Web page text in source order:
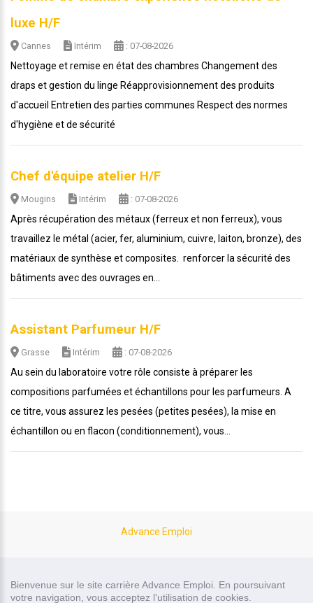
Bienvenue sur le site carrière Advance Emploi. En poursuivant
votre navigation, vous acceptez l'utilisation de cookies.
luxe H/F
Cannes Intérim : 07-08-2026
Nettoyage et remise en état des chambres Changement des
draps et gestion du linge Réapprovisionnement des produits
d'accueil Entretien des parties communes Respect des normes
d'hygiène et de sécurité
Chef d'équipe atelier H/F
Mougins Intérim : 07-08-2026
Après récupération des métaux (ferreux et non ferreux), vous
travaillez le métal (acier, fer, aluminium, cuivre, laiton, bronze), des
matériaux de synthèse et composites. renforcer la sécurité des
bâtiments avec des ouvrages en...
Assistant Parfumeur H/F
Grasse Intérim : 07-08-2026
Au sein du laboratoire votre rôle consiste à préparer les
compositions parfumées et échantillons pour les parfumeurs. A
ce titre, vous assurez les pesées (petites pesées), la mise en
échantillon ou en flacon (conditionnement), vous...
Advance Emploi
Recrutor, logiciel de recrutement